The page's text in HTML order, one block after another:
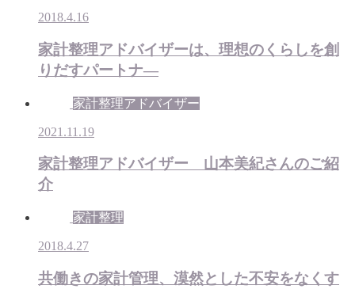
2018.4.16
家計整理アドバイザーは、理想のくらしを創
りだすパートナ―
家計整理アドバイザー
2021.11.19
家計整理アドバイザー 山本美紀さんのご紹
介
家計整理
2018.4.27
共働きの家計管理、漠然とした不安をなくす